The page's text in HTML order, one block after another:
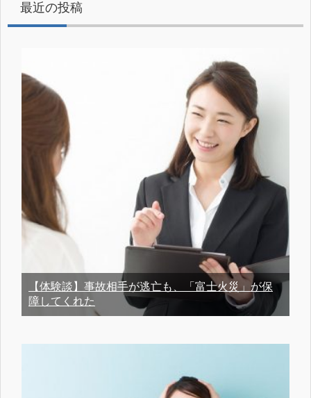
最近の投稿
【体験談】事故相手が逃亡も、「富士火災」が保
障してくれた